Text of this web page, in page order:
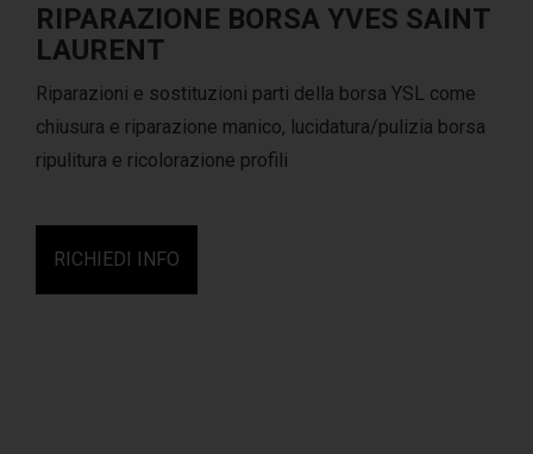
RIPARAZIONE BORSA YVES SAINT
LAURENT
Riparazioni e sostituzioni parti della borsa YSL come
chiusura e riparazione manico, lucidatura/pulizia borsa
ripulitura e ricolorazione profili
RICHIEDI INFO